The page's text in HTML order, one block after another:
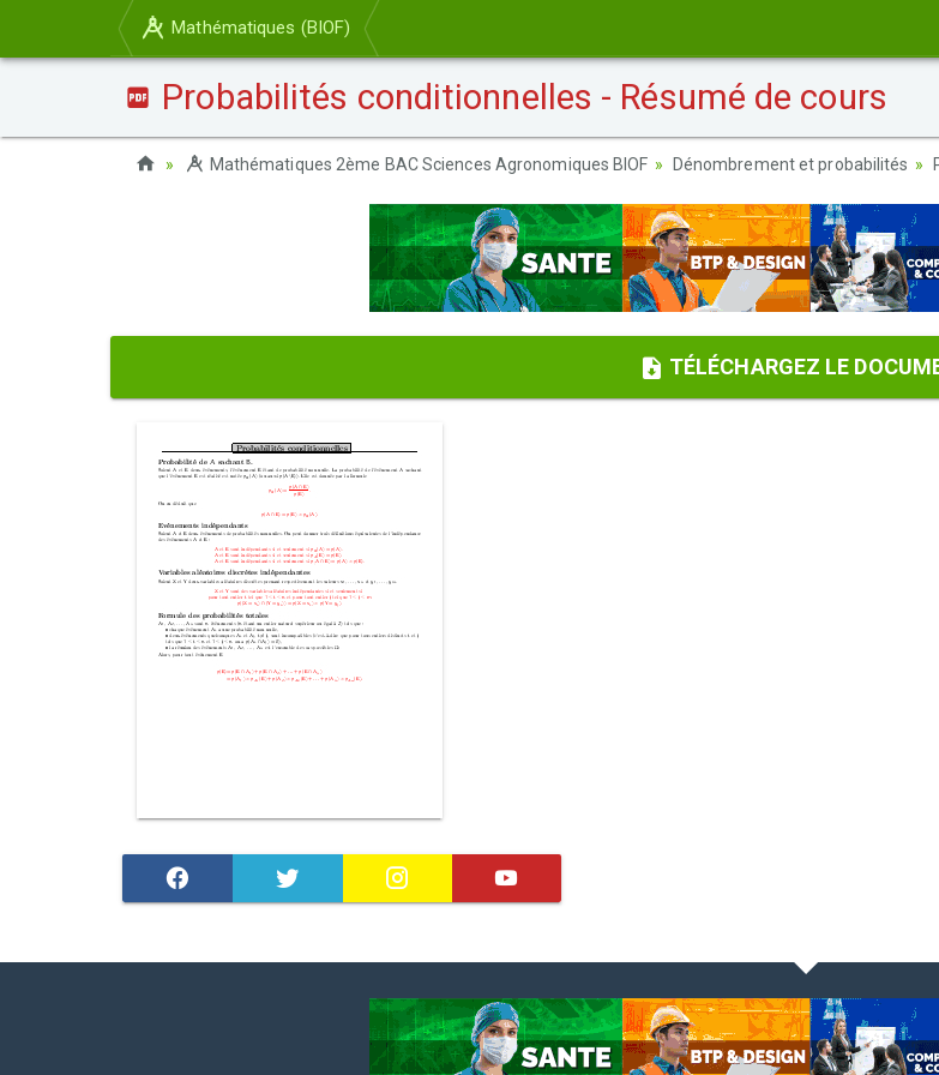
Mathématiques (BIOF)
Probabilités conditionnelles - Résumé de cours
Mathématiques 2ème BAC Sciences Agronomiques BIOF Dénombrement et probabilités
TÉLÉCHARGEZ LE